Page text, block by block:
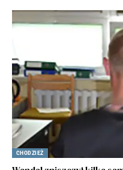
CHODZIEŻ